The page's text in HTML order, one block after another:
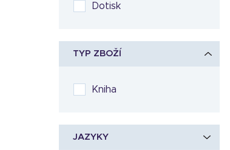
Dotisk
TYP ZBOŽÍ
Kniha
JAZYKY